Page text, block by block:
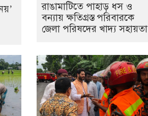
রাঙামাটিতে পাহাড় ধস ও
বন্যায় ক্ষতিগ্রস্ত পরিবারকে
জেলা পরিষদের খাদ্য সহায়তা